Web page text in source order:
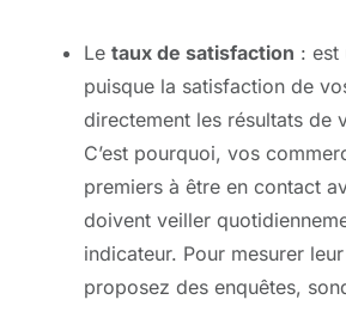
Le taux de satisfaction : est
puisque la satisfaction de
directement les résultats de
C’est pourquoi, vos
premiers à être en contact
doivent veiller
indicateur. Pour mesurer
proposez des enquêtes,